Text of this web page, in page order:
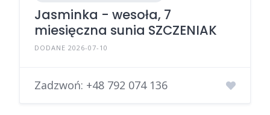
Jasminka - wesoła, 7
miesięczna sunia SZCZENIAK
DODANE 2026-07-10
Zadzwoń: +48 792 074 136